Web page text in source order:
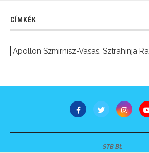
CÍMKÉK
Apollon Szmirnisz-Vasas Sztrahinja
STB Bt.